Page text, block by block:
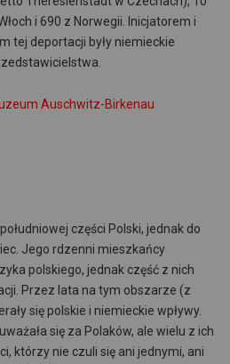
i 690 z Norwegii. Inicjatorem i
tej deportacji były niemieckie
Auschwitz-Birkenau
części Polski, jednak do
Jego rdzenni mieszkańcy
polskiego, jednak część z nich
Przez lata na tym obszarze (z
się polskie i niemieckie wpływy.
się za Polaków, ale wielu z ich
którzy nie czuli się ani jednymi, ani